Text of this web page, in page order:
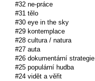
#32 ne-práce
#31 tělo
#30 eye in the sky
#29 kontemplace
#28 cultura / natura
#27 auta
#26 dokumentární strategie
#25 populární hudba
#24 vidět a věřit